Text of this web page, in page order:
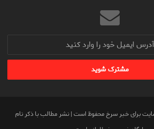
برای خبر سرخ محفوظ است | نشر مطالب با ذکر نام